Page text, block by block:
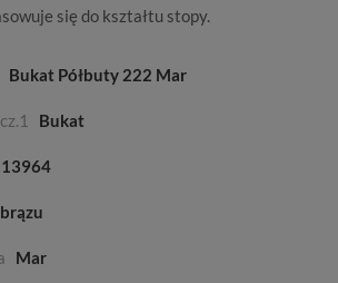
się do kształtu stopy.
Bukat Półbuty 222 Mar
Bukat
Mar